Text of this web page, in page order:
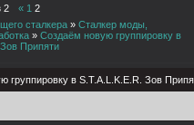
2 « 1 2
сталкера » Сталкер моды,
» Создаём новую группировку в
Припяти
группировку в S.T.A.L.K.E.R. Зов